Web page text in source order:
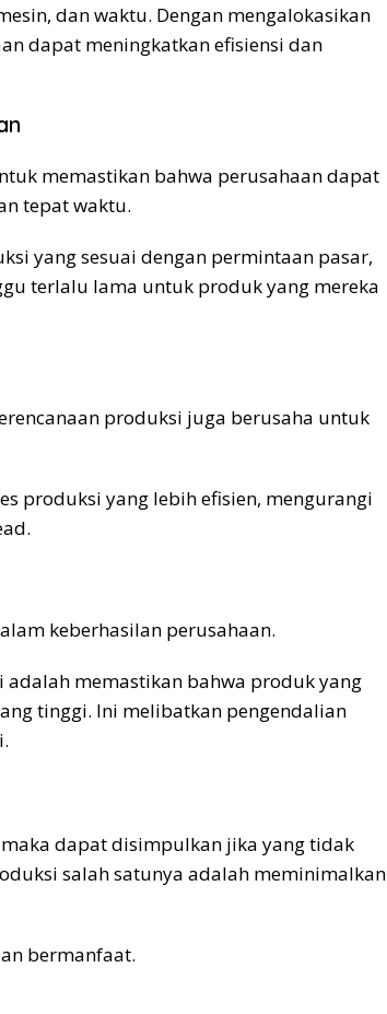
dan waktu. Dengan mengalokasikan
dapat meningkatkan efisiensi dan
memastikan bahwa perusahaan dapat
tepat waktu.
yang sesuai dengan permintaan pasar,
terlalu lama untuk produk yang mereka
produksi juga berusaha untuk
produksi yang lebih efisien, mengurangi
keberhasilan perusahaan.
memastikan bahwa produk yang
tinggi. Ini melibatkan pengendalian
dapat disimpulkan jika yang tidak
salah satunya adalah meminimalkan
bermanfaat.